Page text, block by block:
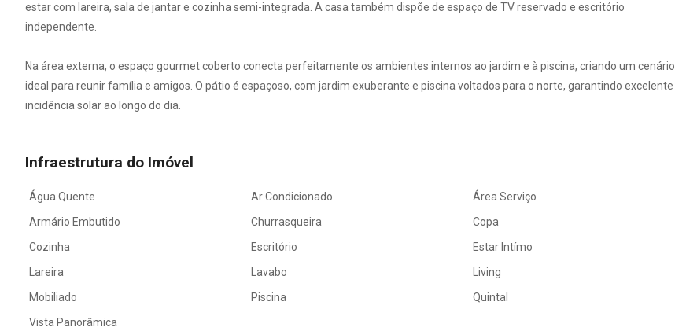
estar com lareira, sala de jantar e cozinha semi-integrada. A casa também dispõe de espaço de TV reservado e escritório
independente.
Na área externa, o espaço gourmet coberto conecta perfeitamente os ambientes internos ao jardim e à piscina, criando um cenário
ideal para reunir família e amigos. O pátio é espaçoso, com jardim exuberante e piscina voltados para o norte, garantindo excelente
incidência solar ao longo do dia.
Infraestrutura do Imóvel
Água Quente Ar Condicionado
Área Serviço
Armário Embutido
Churrasqueira
Copa
Cozinha
Escritório
Estar Intímo
Lareira
Lavabo
Living
Mobiliado
Piscina
Quintal
Vista Panorâmica